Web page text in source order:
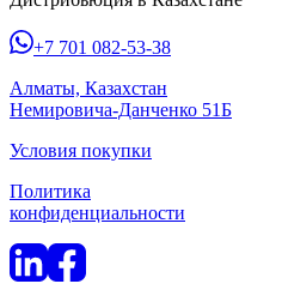
+7 701 082-53-38
Алматы, Казахстан
Немировича-Данченко 51Б
Условия покупки
Политика
конфиденциальности